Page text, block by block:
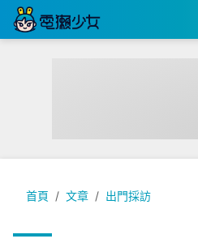
首頁 文章 出門採訪
[出門] Surface Laptop全新發